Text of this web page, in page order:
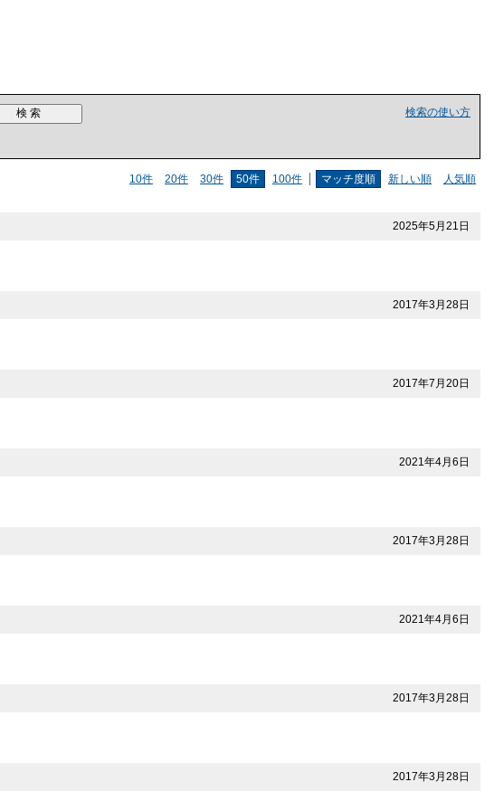
検索の使い方
10件 20件 30件 50件 100件 マッチ度順 新しい順
人気順
2025年5月21日
2017年3月28日
2017年7月20日
2021年4月6日
2017年3月28日
2021年4月6日
2017年3月28日
2017年3月28日